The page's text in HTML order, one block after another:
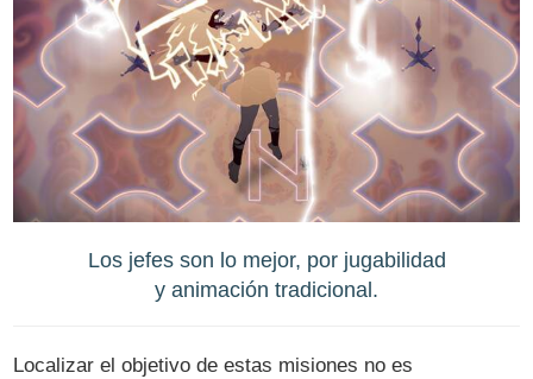
Los jefes son lo mejor, por jugabilidad
y animación tradicional.
Localizar el objetivo de estas misiones no es